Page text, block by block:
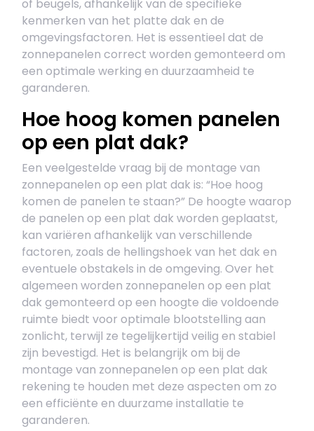
of beugels, afhankelijk van de specifieke
kenmerken van het platte dak en de
omgevingsfactoren. Het is essentieel dat de
zonnepanelen correct worden gemonteerd om
een optimale werking en duurzaamheid te
garanderen.
Hoe hoog komen panelen
op een plat dak?
Een veelgestelde vraag bij de montage van
zonnepanelen op een plat dak is: “Hoe hoog
komen de panelen te staan?” De hoogte waarop
de panelen op een plat dak worden geplaatst,
kan variëren afhankelijk van verschillende
factoren, zoals de hellingshoek van het dak en
eventuele obstakels in de omgeving. Over het
algemeen worden zonnepanelen op een plat
dak gemonteerd op een hoogte die voldoende
ruimte biedt voor optimale blootstelling aan
zonlicht, terwijl ze tegelijkertijd veilig en stabiel
zijn bevestigd. Het is belangrijk om bij de
montage van zonnepanelen op een plat dak
rekening te houden met deze aspecten om zo
een efficiënte en duurzame installatie te
garanderen.